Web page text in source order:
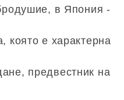
в Япония -
която е характерна
предвестник на